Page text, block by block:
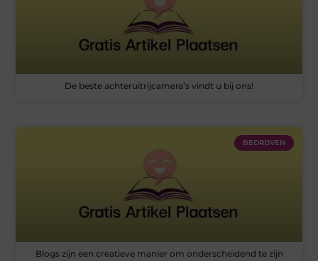
De beste achteruitrijcamera’s vindt u bij ons!
BEDRIJVEN
Blogs zijn een creatieve manier om onderscheidend te zijn